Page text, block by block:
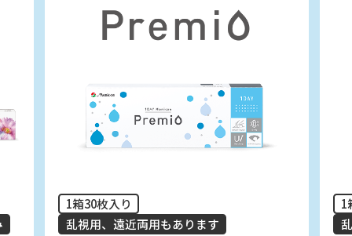
1箱30枚入り
乱視用、遠近両用もあります
1